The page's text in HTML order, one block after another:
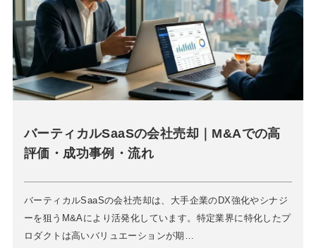
バーティカルSaaSの会社売却｜M&Aでの高
評価・成功事例・流れ
バーティカルSaaSの会社売却は、大手企業のDX強化やシナジ
ーを狙うM&Aにより活発化しています。特定業界に特化したプ
ロダクトは高いバリュエーションが期…